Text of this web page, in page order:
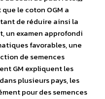
le coton OGM a
de réduire ainsi la
un examen approfondi
favorables, une
de semences
GM expliquent les
plusieurs pays, les
pour des semences